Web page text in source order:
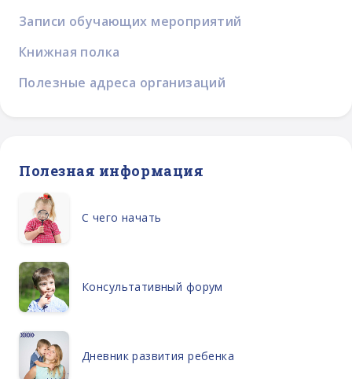
Записи обучающих мероприятий
Книжная полка
Полезные адреса организаций
Полезная информация
С чего начать
Консультативный форум
Дневник развития ребенка